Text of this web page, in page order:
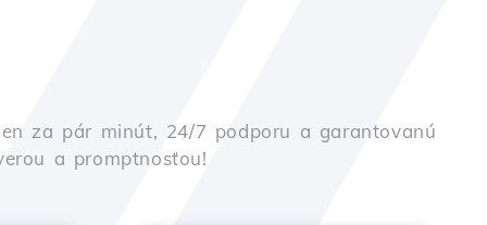
za pár minút, 24/7 podporu a garantovanú
a promptnosťou!